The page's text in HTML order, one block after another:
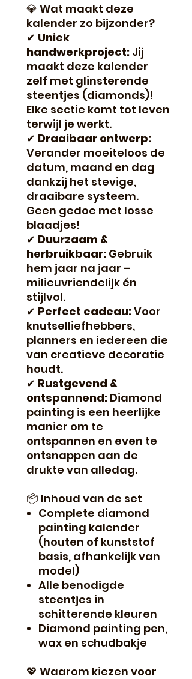
💎 Wat maakt deze
kalender zo bijzonder?
✔ Uniek
handwerkproject: Jij
maakt deze kalender
zelf met glinsterende
steentjes (diamonds)!
Elke sectie komt tot leven
terwijl je werkt.
✔ Draaibaar ontwerp:
Verander moeiteloos de
datum, maand en dag
dankzij het stevige,
draaibare systeem.
Geen gedoe met losse
blaadjes!
✔ Duurzaam &
herbruikbaar: Gebruik
hem jaar na jaar –
milieuvriendelijk én
stijlvol.
✔ Perfect cadeau:Voor
knutselliefhebbers,
planners en iedereen die
van creatieve decoratie
houdt.
✔ Rustgevend &
ontspannend: Diamond
painting is een heerlijke
manier om te
ontspannen en even te
ontsnappen aan de
drukte van alledag.
📦 Inhoud van de set
Complete diamond
painting kalender
(houten of kunststof
basis, afhankelijk van
model)
Alle benodigde
steentjes in
schitterende kleuren
Diamond painting pen,
wax en schudbakje
💖 Waarom kiezen voor